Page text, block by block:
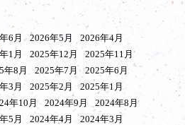
6月 2026年5月
2026年4月
1月 2025年12月
2025年11月
年8月 2025年7月
2025年6月
3月 2025年2月
2025年1月
年10月 2024年9月
2024年8月
5月 2024年4月
2024年3月